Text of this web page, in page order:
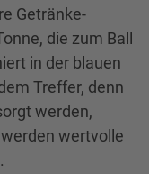
Getränke-
die zum Ball
in der blauen
Treffer, denn
werden,
wertvolle